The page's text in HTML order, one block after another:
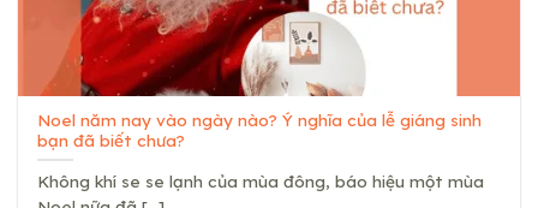
Noel năm nay vào ngày nào? Ý nghĩa của lễ giáng sinh
bạn đã biết chưa?
Không khí se se lạnh của mùa đông, báo hiệu một mùa